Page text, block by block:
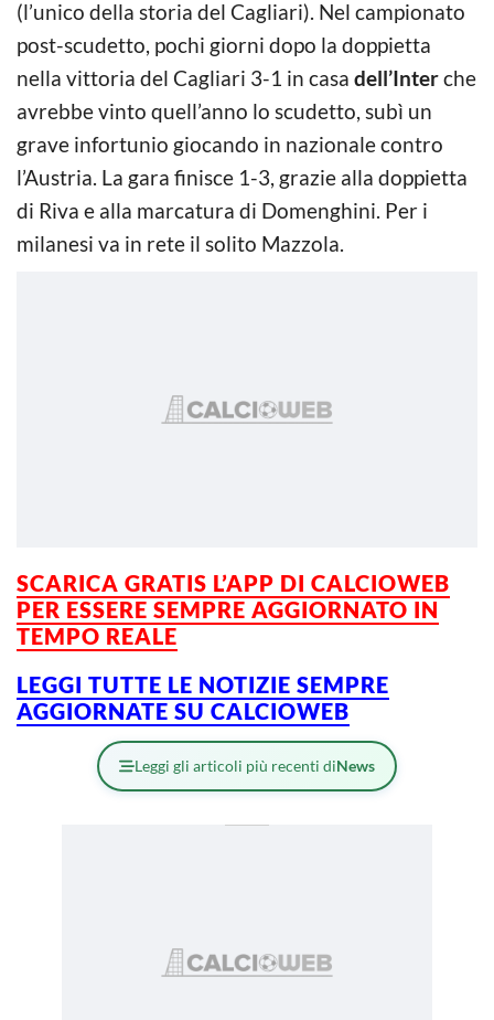
(l’unico della storia del Cagliari). Nel campionato
post-scudetto, pochi giorni dopo la doppietta
nella vittoria del Cagliari 3-1 in casa dell’Interche
avrebbe vinto quell’anno lo scudetto, subì un
grave infortunio giocando in nazionale contro
l’Austria. La gara finisce 1-3, grazie alla doppietta
di Riva e alla marcatura di Domenghini. Per i
milanesi va in rete il solito Mazzola.
SCARICA GRATIS L’APP DI CALCIOWEB
PER ESSERE SEMPRE AGGIORNATO IN
TEMPO REALE
LEGGI TUTTE LE NOTIZIE SEMPRE
AGGIORNATE SU CALCIOWEB
Leggi gli articoli più recenti diNews